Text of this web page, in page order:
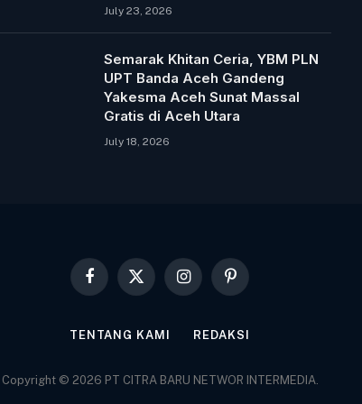
July 23, 2026
Semarak Khitan Ceria, YBM PLN
UPT Banda Aceh Gandeng
Yakesma Aceh Sunat Massal
Gratis di Aceh Utara
July 18, 2026
Facebook
X
InstagramPinterest
TENTANG KAMI REDAKSI
Copyright © 2026 PT CITRA BARU NETWOR INTERMEDIA.